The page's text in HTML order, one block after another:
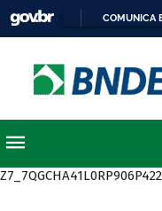
COMUNICA